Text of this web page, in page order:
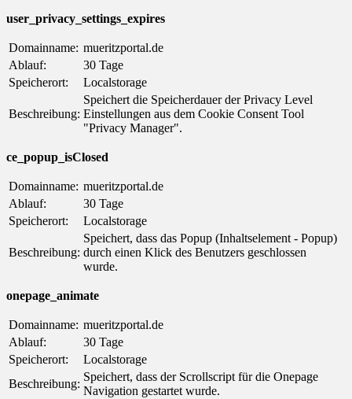
user_privacy_settings_expires
Domainname: mueritzportal.de
Ablauf:
30 Tage
Speicherort:
Localstorage
Beschreibung:
Speichert die Speicherdauer der Privacy Level
Einstellungen aus dem Cookie Consent Tool
"Privacy Manager".
ce_popup_isClosed
Domainname: mueritzportal.de
Ablauf:
30 Tage
Speicherort:
Localstorage
Beschreibung:
Speichert, dass das Popup (Inhaltselement - Popup)
durch einen Klick des Benutzers geschlossen
wurde.
onepage_animate
Domainname: mueritzportal.de
Ablauf:
30 Tage
Speicherort:
Localstorage
Beschreibung:
Speichert, dass der Scrollscript für die Onepage
Navigation gestartet wurde.